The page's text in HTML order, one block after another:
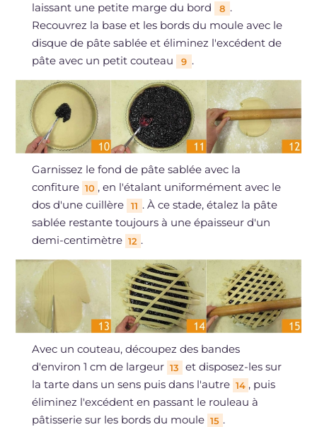
laissant une petite marge du bord
8 .
Recouvrez la base et les bords du moule avec le
disque de pâte sablée et éliminez l'excédent de
pâte avec un petit couteau
9 .
Garnissez le fond de pâte sablée avec la
confiture 10 , en l'étalant uniformément avec le
dos d'une cuillère
11 . À ce stade, étalez la pâte
sablée restante toujours à une épaisseur d'un
demi-centimètre 12 .
Avec un couteau, découpez des bandes
d'environ 1 cm de largeur 13
et disposez-les sur
la tarte dans un sens puis dans l'autre 14 , puis
éliminez l'excédent en passant le rouleau à
pâtisserie sur les bords du moule 15 .